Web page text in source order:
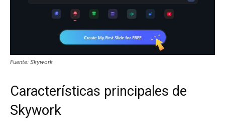
Fuente: Skywork
Características principales de
Skywork